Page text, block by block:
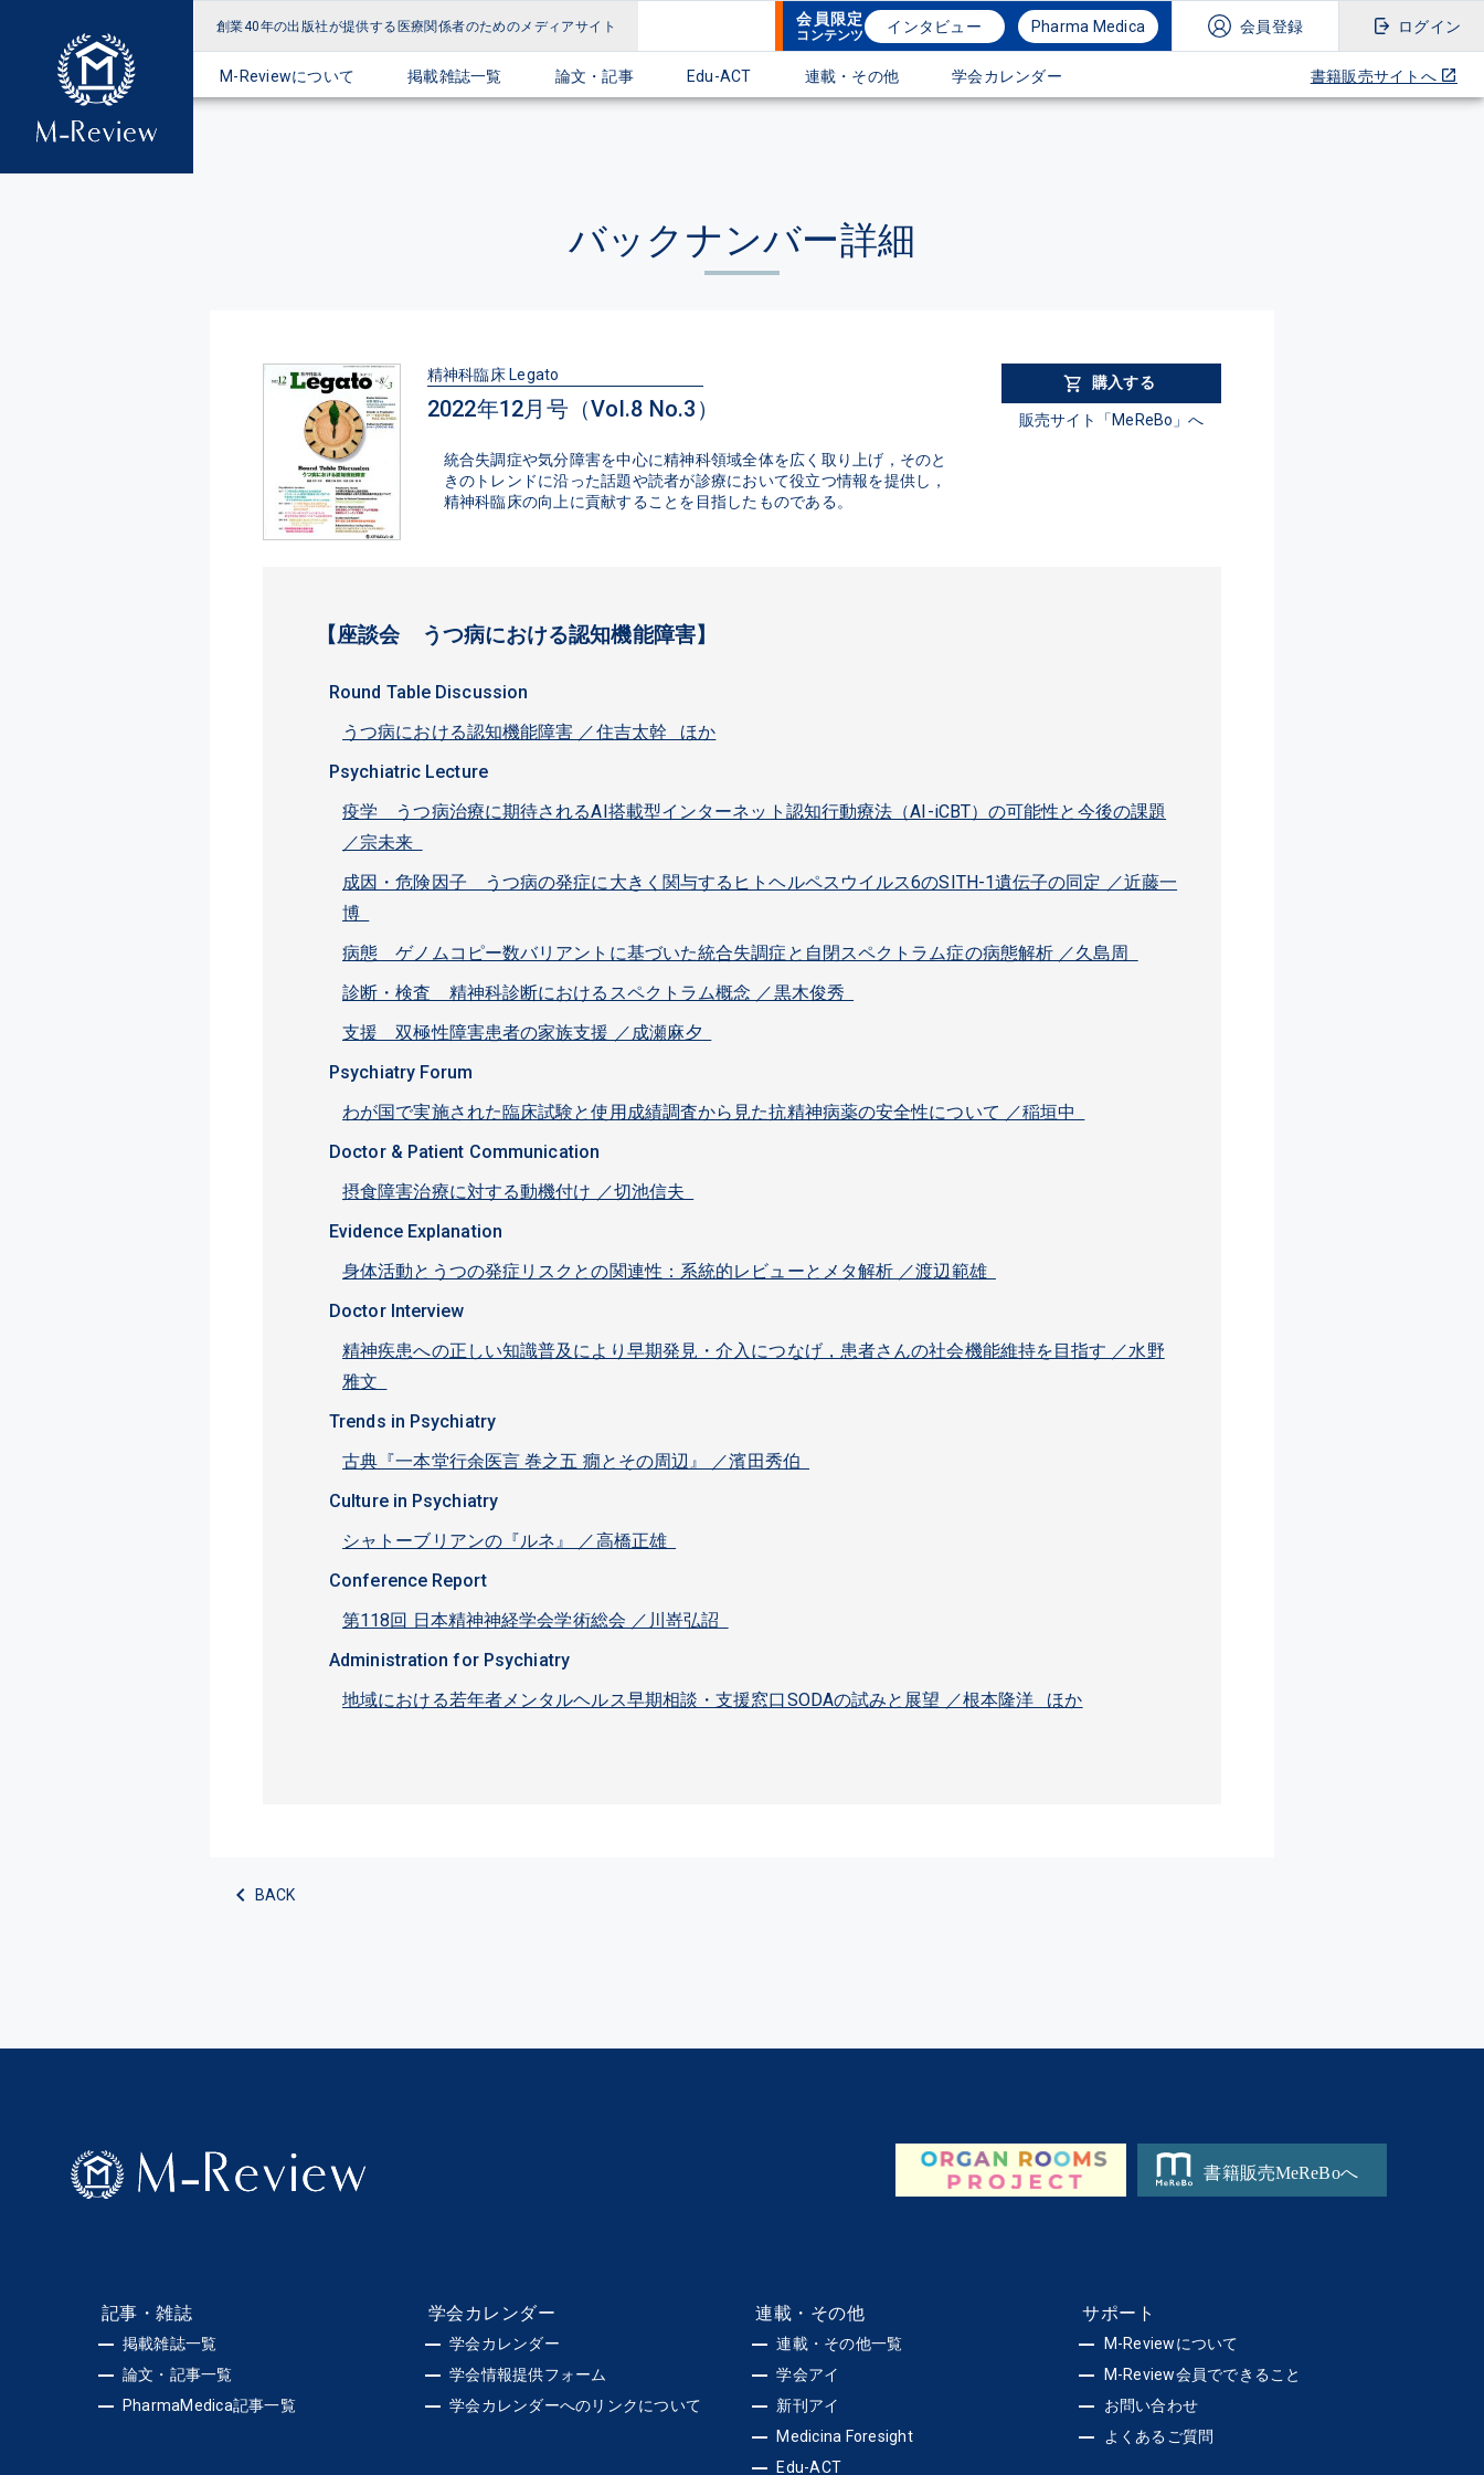
創業40年の出版社が提供する医療関係者のためのメディアサイト 会員限定
コンテンツ インタビュー Pharma Medica 会員登録 ログイン
M-Reviewについて 掲載雑誌一覧 論文・記事 Edu-ACT 連載・その他 学会カレンダー 書籍販売サイトへ
バックナンバー詳細
精神科臨床 Legato
2022年12月号（Vol.8 No.3）
統合失調症や気分障害を中心に精神科領域全体を広く取り上げ，そのと
きのトレンドに沿った話題や読者が診療において役立つ情報を提供し，
精神科臨床の向上に貢献することを目指したものである。
購入する
販売サイト「MeReBo」へ
【座談会 うつ病における認知機能障害】
Round Table Discussion
うつ病における認知機能障害 ／住吉太幹 ほか
Psychiatric Lecture
疫学 うつ病治療に期待されるAI搭載型インターネット認知行動療法（AI-iCBT）の可能性と今後の課題
／宗未来
成因・危険因子 うつ病の発症に大きく関与するヒトヘルペスウイルス6のSITH-1遺伝子の同定 ／近藤一
博
病態 ゲノムコピー数バリアントに基づいた統合失調症と自閉スペクトラム症の病態解析 ／久島周
診断・検査 精神科診断におけるスペクトラム概念 ／黒木俊秀
支援 双極性障害患者の家族支援 ／成瀬麻夕
Psychiatry Forum
わが国で実施された臨床試験と使用成績調査から見た抗精神病薬の安全性について ／稲垣中
Doctor & Patient Communication
摂食障害治療に対する動機付け ／切池信夫
Evidence Explanation
身体活動とうつの発症リスクとの関連性：系統的レビューとメタ解析 ／渡辺範雄
Doctor Interview
精神疾患への正しい知識普及により早期発見・介入につなげ，患者さんの社会機能維持を目指す ／水野
雅文
Trends in Psychiatry
古典『一本堂行余医言 巻之五 癇とその周辺』 ／濱田秀伯
Culture in Psychiatry
シャトーブリアンの『ルネ』 ／高橋正雄
Conference Report
第118回 日本精神神経学会学術総会 ／川嵜弘詔
Administration for Psychiatry
地域における若年者メンタルヘルス早期相談・支援窓口SODAの試みと展望 ／根本隆洋 ほか
BACK
記事・雑誌
掲載雑誌一覧
論文・記事一覧
PharmaMedica記事一覧
学会カレンダー
学会カレンダー
学会情報提供フォーム
学会カレンダーへのリンクについて
連載・その他
連載・その他一覧
学会アイ
新刊アイ
Medicina Foresight
Edu-ACT
サポート
M-Reviewについて
M-Review会員でできること
お問い合わせ
よくあるご質問